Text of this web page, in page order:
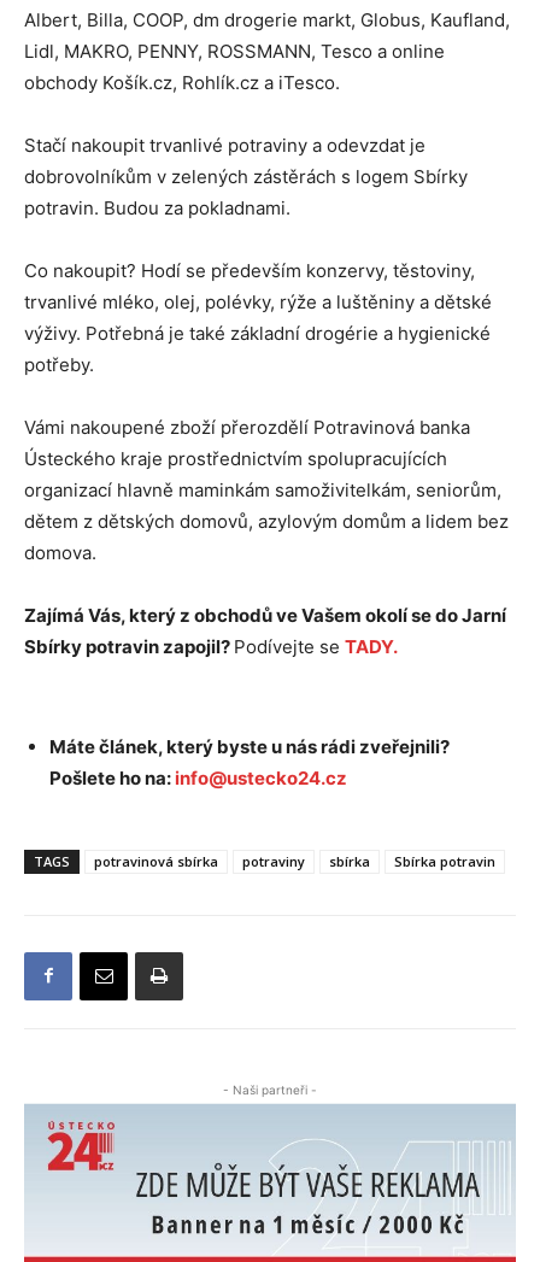
Albert, Billa, COOP, dm drogerie markt, Globus, Kaufland,
Lidl, MAKRO, PENNY, ROSSMANN, Tesco a online
obchody Košík.cz, Rohlík.cz a iTesco.
Stačí nakoupit trvanlivé potraviny a odevzdat je
dobrovolníkům v zelených zástěrách s logem Sbírky
potravin. Budou za pokladnami.
Co nakoupit? Hodí se především konzervy, těstoviny,
trvanlivé mléko, olej, polévky, rýže a luštěniny a dětské
výživy. Potřebná je také základní drogérie a hygienické
potřeby.
Vámi nakoupené zboží přerozdělí Potravinová banka
Ústeckého kraje prostřednictvím spolupracujících
organizací hlavně maminkám samoživitelkám, seniorům,
dětem z dětských domovů, azylovým domům a lidem bez
domova.
Zajímá Vás, který z obchodů ve Vašem okolí se do Jarní
Sbírky potravin zapojil? Podívejte se TADY.
Máte článek, který byste u nás rádi zveřejnili?
Pošlete ho na: info@ustecko24.cz
TAGS potravinová sbírka potraviny sbírka Sbírka potravin
- Naši partneři -